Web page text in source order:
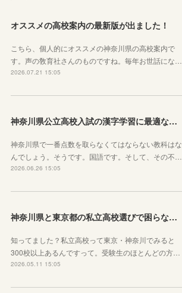
オススメの高校案内の最新版が出ました！
こちら、個人的にオススメの神奈川県の高校案内で
す。声の敎育社さんのものですね。毎年お世話にな…
2026.07.21 15:05
神奈川県公立高校入試の漢字学習に最適な教材を紹介します！
神奈川県で一番点数を取らなくてはならない教科はな
んでしょう。そうです。国語です。そして、その不…
2026.06.26 15:05
神奈川県と東京都の私立高校選びで困らなくなるサイトを紹介するよ！
知ってました？私立高校って東京・神奈川でみると
300校以上あるんですって。受験生のほとんどの方…
2026.05.11 15:05